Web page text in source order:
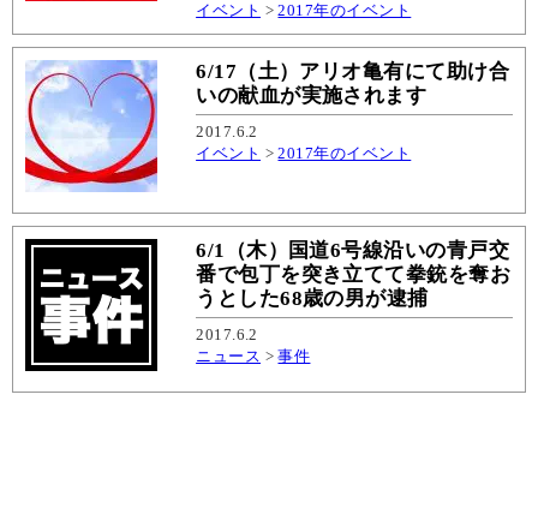
イベント >2017年のイベント
6/17（土）アリオ亀有にて助け合
いの献血が実施されます
2017.6.2
イベント >2017年のイベント
6/1（木）国道6号線沿いの青戸交
番で包丁を突き立てて拳銃を奪お
うとした68歳の男が逮捕
2017.6.2
ニュース >事件